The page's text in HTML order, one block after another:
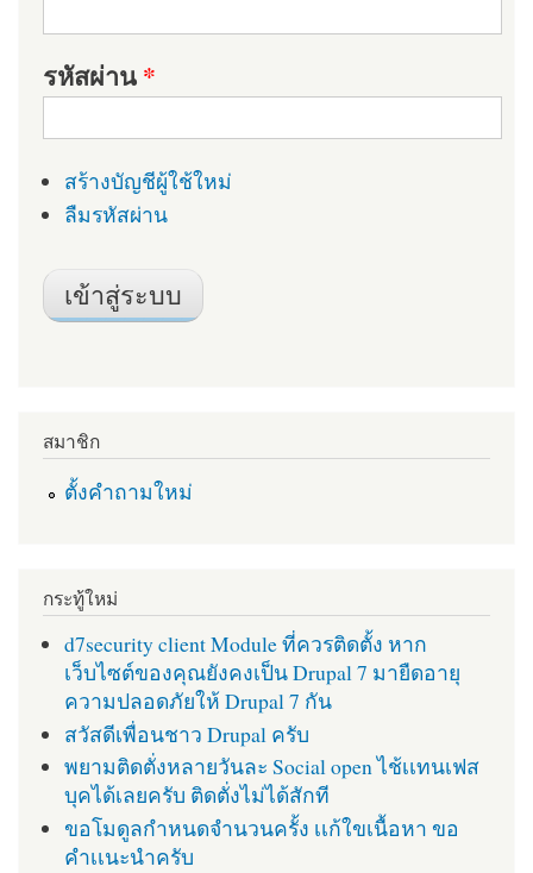
รหัสผ่าน*
สร้างบัญชีผู้ใช้ใหม่
ลืมรหัสผ่าน
สมาชิก
ตั้งคำถามใหม่
กระทู้ใหม่
d7security client Module ที่ควรติดตั้ง หาก
เว็บไซต์ของคุณยังคงเป็น Drupal 7 มายืดอายุ
ความปลอดภัยให้ Drupal 7 กัน
สวัสดีเพื่อนชาว Drupal ครับ
พยามติดตั่งหลายวันละ Social open ไช้เเทนเฟส
บุคได้เลยครับ ติดตั่งไม่ได้สักที
ขอโมดูลกำหนดจำนวนครั้ง เเก้ใขเนื้อหา ขอ
คำเเนะนำครับ